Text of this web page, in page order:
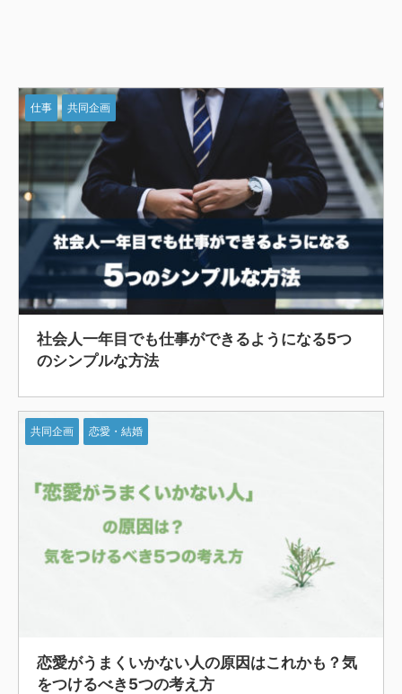
仕事 共同企画
社会人一年目でも仕事ができるようになる5つ
のシンプルな方法
共同企画 恋愛・結婚
恋愛がうまくいかない人の原因はこれかも？気
をつけるべき5つの考え方